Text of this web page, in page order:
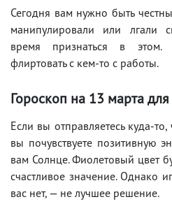
Сегодня вам нужно быть
манипулировали или лгали
время признаться в этом.
флиртовать с кем-то с работы.
Гороскоп на 13 марта
Если вы отправляетесь куда-
вы почувствуете позитивную
вам Солнце. Фиолетовый цвет
счастливое значение. Однако
вас нет, — не лучшее решение.